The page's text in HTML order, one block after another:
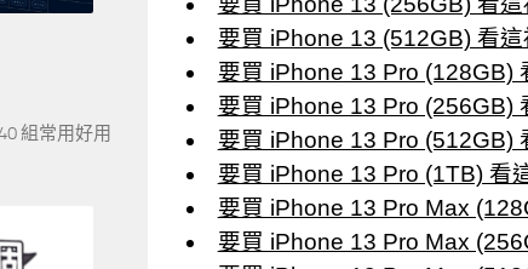
要買 iPhone 13 (512GB) 看這
要買 iPhone 13 Pro (128GB)
要買 iPhone 13 Pro (256GB)
要買 iPhone 13 Pro (512GB)
要買 iPhone 13 Pro (1TB) 看
要買 iPhone 13 Pro Max
要買 iPhone 13 Pro Max
組常用好用